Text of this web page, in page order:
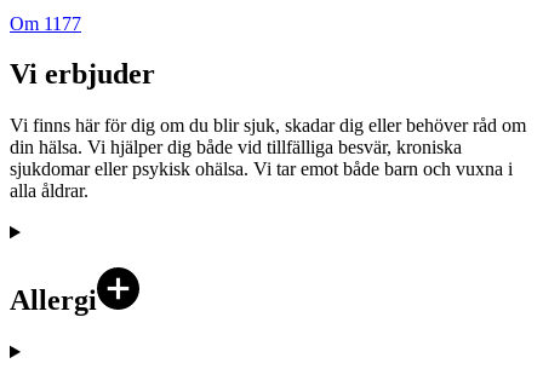
Om 1177
Vi erbjuder
Vi finns här för dig om du blir sjuk, skadar dig eller behöver råd om
din hälsa. Vi hjälper dig både vid tillfälliga besvär, kroniska
sjukdomar eller psykisk ohälsa. Vi tar emot både barn och vuxna i
alla åldrar.
Allergi